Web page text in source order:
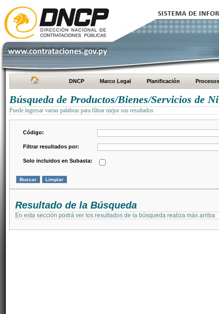
DNCP Marco Legal Planificación Procesos
Búsqueda de Productos/Bienes/Servicios de
Puede ingresar varias palabras para filtrar mejor sus resultados
Código:
Filtrar resultados por:
Solo incluidos en Subasta:
Resultado de la Búsqueda
En esta sección podrá ver los resultados de la búsqueda realiza más arriba